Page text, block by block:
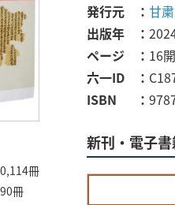
冊
冊
発行元
甘
出版年
ページ
16開
六一ID
ISBN
新刊・電子書